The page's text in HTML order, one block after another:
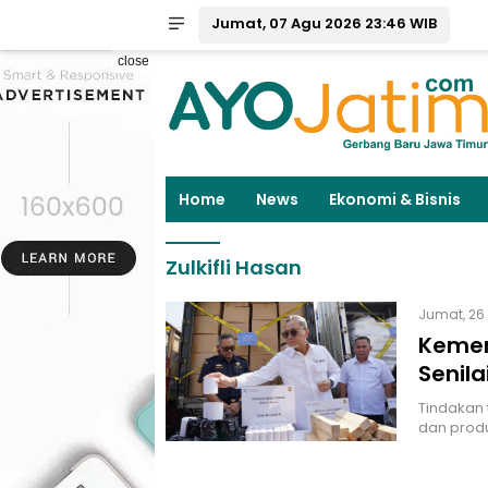
Jumat, 07 Agu 2026 23:46 WIB
close
Home News Ekonomi & Bisnis
Zulkifli Hasan
Jumat, 26
dan